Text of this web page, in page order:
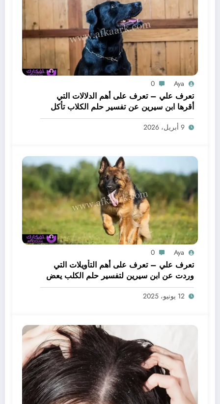
Aya
0
تعرف علي – تعرف على أهم الدلالات التي
أقرها ابن سيرين عن تفسير حلم الكلاب تأكل
لحم – بالتفصيل
9 أبريل، 2026
Aya
0
تعرف علي – تعرف على أهم التأويلات التي
وردت عن ابن سيرين لتفسير حلم الكلب يعض
يدي – بالتفصيل
12 يونيو، 2025